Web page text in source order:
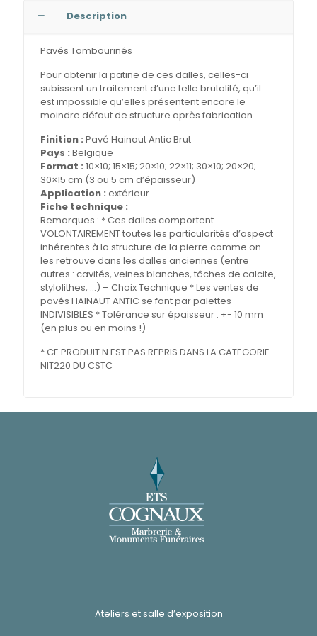
Description
Pavés Tambourinés
Pour obtenir la patine de ces dalles, celles-ci
subissent un traitement d’une telle brutalité, qu’il
est impossible qu’elles présentent encore le
moindre défaut de structure après fabrication.
Finition : Pavé Hainaut Antic Brut
Pays : Belgique
Format : 10×10; 15×15; 20×10; 22×11; 30×10; 20×20;
30×15 cm (3 ou 5 cm d’épaisseur)
Application : extérieur
Fiche technique :
Remarques : * Ces dalles comportent
VOLONTAIREMENT toutes les particularités d’aspect
inhérentes à la structure de la pierre comme on
les retrouve dans les dalles anciennes (entre
autres : cavités, veines blanches, tâches de calcite,
stylolithes, …) – Choix Technique * Les ventes de
pavés HAINAUT ANTIC se font par palettes
INDIVISIBLES * Tolérance sur épaisseur : +- 10 mm
(en plus ou en moins !)
* CE PRODUIT N EST PAS REPRIS DANS LA CATEGORIE
NIT220 DU CSTC
Ateliers et salle d’exposition